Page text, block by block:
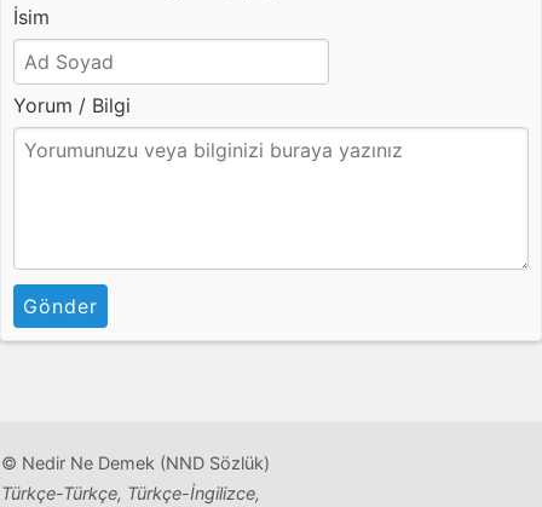
İsim
Yorum / Bilgi
Gönder
© Nedir Ne Demek (NND Sözlük)
Türkçe-Türkçe, Türkçe-İngilizce,